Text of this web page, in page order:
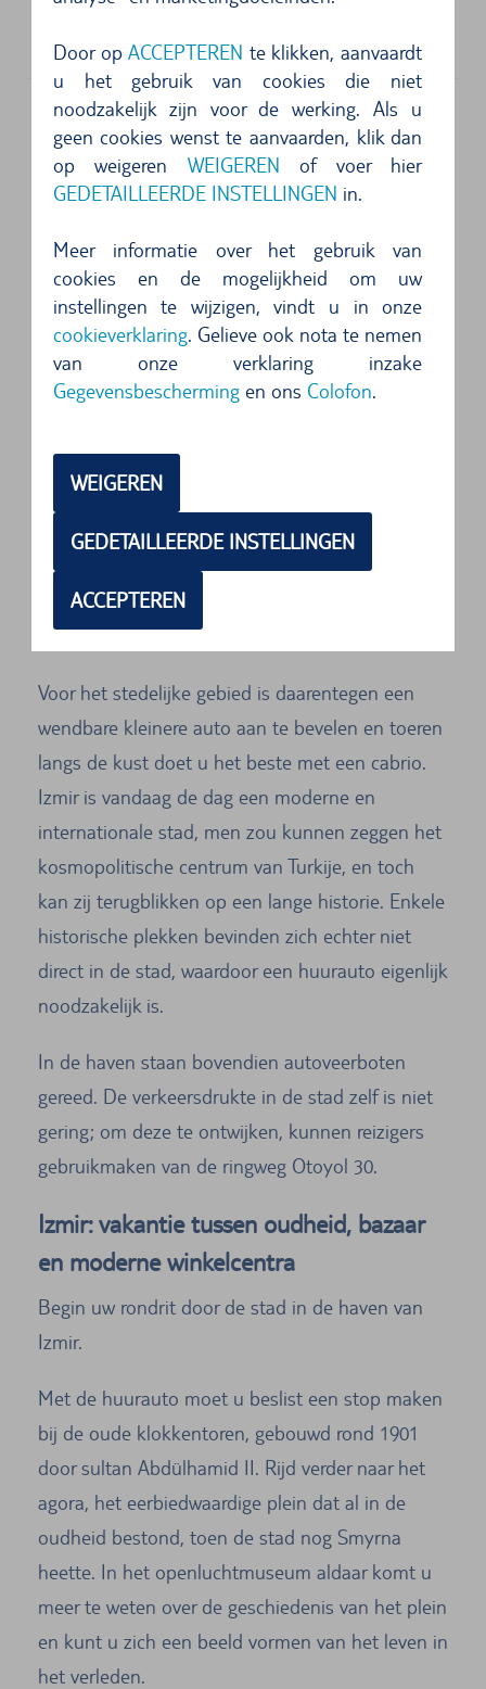
Door opACCEPTEREN te klikken, aanvaardt
u het gebruik van cookies die niet
noodzakelijk zijn voor de werking. Als u
geen cookies wenst te aanvaarden, klik dan
op weigeren WEIGEREN of voer hier
GEDETAILLEERDE INSTELLINGEN in.
Meer informatie over het gebruik van
cookies en de mogelijkheid om uw
instellingen te wijzigen, vindt u in onze
cookieverklaring. Gelieve ook nota te nemen
van onze verklaring inzake
Gegevensbeschermingen ons Colofon.
WEIGEREN
GEDETAILLEERDE INSTELLINGEN
ACCEPTEREN
35220
Izmir
Mobiel in Izmir: huurwagentrip tussen
oudheid en moderne tijd
Izmir aan de Egeïsche kust is de op twee na
Menderes-Airport bevindt zich ongeveer 18
kilometer ten zuiden van de stad en heeft een
rechtstreekse vluchtverbinding met Nederland.
Bij TUI Cars kunt u uw auto al voor aanvang van
wachttijd in ontvangst nemen bij een
autoverhuurbedrijf naar keuze. U bent van plan
om ontdekkingstochten te gaan maken over
onbegaanbare wegen? Dan zou u indien mogelijk
een voertuig met vierwielaandrijving kunnen
overwegen.
Voor het stedelijke gebied is daarentegen een
wendbare kleinere auto aan te bevelen en toeren
langs de kust doet u het beste met een cabrio.
Izmir is vandaag de dag een moderne en
internationale stad, men zou kunnen zeggen het
kosmopolitische centrum van Turkije, en toch
kan zij terugblikken op een lange historie. Enkele
historische plekken bevinden zich echter niet
direct in de stad, waardoor een huurauto eigenlijk
noodzakelijk is.
In de haven staan bovendien autoveerboten
gereed. De verkeersdrukte in de stad zelf is niet
gering; om deze te ontwijken, kunnen reizigers
gebruikmaken van de ringweg Otoyol 30.
Izmir: vakantie tussen oudheid, bazaar
en moderne winkelcentra
Begin uw rondrit door de stad in de haven van
Izmir.
Met de huurauto moet u beslist een stop maken
bij de oude klokkentoren, gebouwd rond 1901
door sultan Abdülhamid II. Rijd verder naar het
agora, het eerbiedwaardige plein dat al in de
oudheid bestond, toen de stad nog Smyrna
heette. In het openluchtmuseum aldaar komt u
meer te weten over de geschiedenis van het plein
en kunt u zich een beeld vormen van het leven in
het verleden.